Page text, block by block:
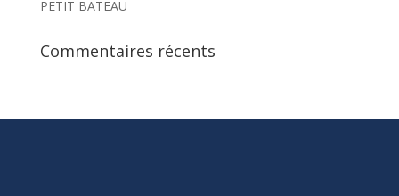
PETIT BATEAU
Commentaires récents